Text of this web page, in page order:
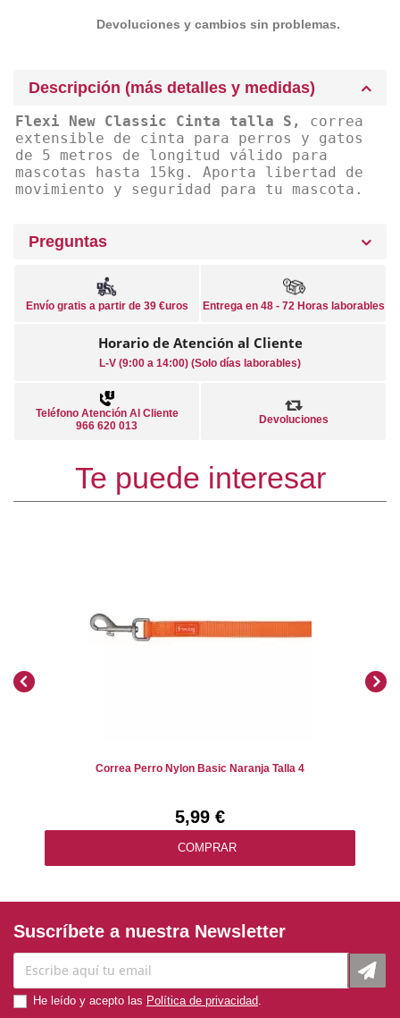
Devoluciones y cambios sin problemas.
Descripción (más detalles y medidas)
Flexi New Classic Cinta talla S, correa
extensible de cinta para perros y gatos
de 5 metros de longitud válido para
mascotas hasta 15kg. Aporta libertad de
movimiento y seguridad para tu mascota.
Preguntas
Envío gratis a partir de 39 €uros Entrega en 48 - 72 Horas laborables
Horario de Atención al Cliente
L-V (9:00 a 14:00) (Solo días laborables)
Teléfono Atención Al Cliente
966 620 013
Devoluciones
Te puede interesar
Correa Perro Nylon Basic Naranja Talla 4
5,99 €
COMPRAR
Suscríbete a nuestra Newsletter
He leído y acepto las Política de privacidad